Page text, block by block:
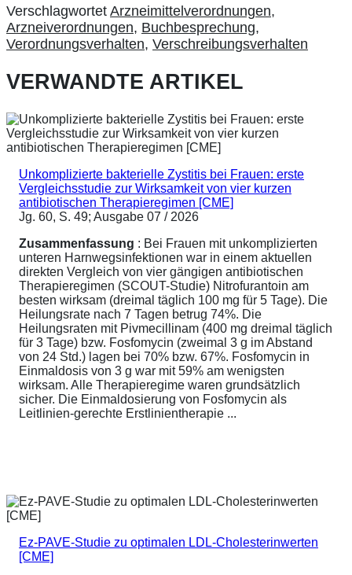
Verschlagwortet Arzneimittelverordnungen,
Arzneiverordnungen, Buchbesprechung,
Verordnungsverhalten, Verschreibungsverhalten
VERWANDTE ARTIKEL
Unkomplizierte bakterielle Zystitis bei Frauen: erste
Vergleichsstudie zur Wirksamkeit von vier kurzen
antibiotischen Therapieregimen [CME]
Jg. 60, S. 49; Ausgabe 07 / 2026
Zusammenfassung : Bei Frauen mit unkomplizierten
unteren Harnwegsinfektionen war in einem aktuellen
direkten Vergleich von vier gängigen antibiotischen
Therapieregimen (SCOUT-Studie) Nitrofurantoin am
besten wirksam (dreimal täglich 100 mg für 5 Tage). Die
Heilungsrate nach 7 Tagen betrug 74%. Die
Heilungsraten mit Pivmecillinam (400 mg dreimal täglich
für 3 Tage) bzw. Fosfomycin (zweimal 3 g im Abstand
von 24 Std.) lagen bei 70% bzw. 67%. Fosfomycin in
Einmaldosis von 3 g war mit 59% am wenigsten
wirksam. Alle Therapieregime waren grundsätzlich
sicher. Die Einmaldosierung von Fosfomycin als
Leitlinien-gerechte Erstlinientherapie ...
Ez-PAVE-Studie zu optimalen LDL-Cholesterinwerten
[CME]